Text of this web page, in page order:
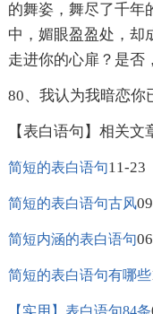
的舞姿，舞尽了千年
中，媚眼盈盈处，却
走进你的心扉？是否
80、我认为我暗恋你
【表白语句】相关文
简短的表白语句11-23
简短的表白语句古风
简短内涵的表白语句
简短的表白语句有哪些